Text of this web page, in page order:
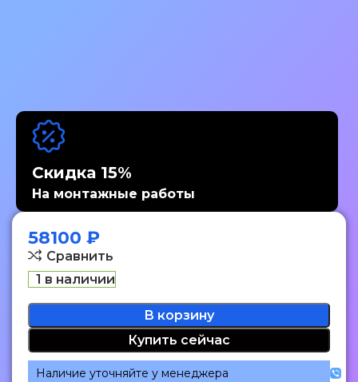
Скидка 15%
На монтажные работы
58100 ₽
Сравнить
1 в наличии
В корзину
Купить сейчас
Наличие уточняйте у менеджера